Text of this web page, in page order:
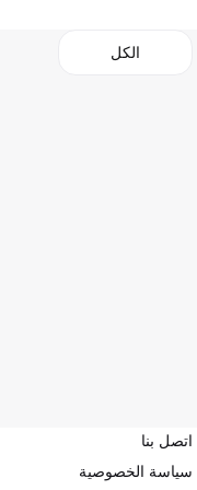
الكل
اتصل بنا
سياسة الخصوصية